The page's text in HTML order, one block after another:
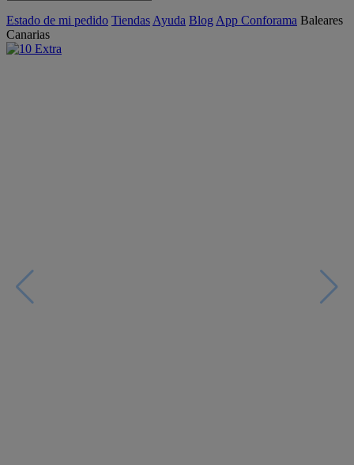
Estado de mi pedido Tiendas Ayuda Blog App Conforama Baleares
Canarias